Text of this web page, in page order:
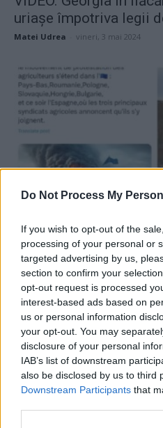
Do Not Process My
If you wish to opt-out of the
processing of your personal or
targeted advertising by us,
section to confirm your
opt-out request is processed
interest-based ads based on
us or personal information
your opt-out. You may
disclosure of your personal
IAB’s list of downstream
also be disclosed by us to third
Downstream Participants that
uriașe împotriva legii
Matei Udrea vineri, 3 mai 2024
O nouă ofensivă a
de poze false,
Matei Udrea - luni, 5 februarie 2024